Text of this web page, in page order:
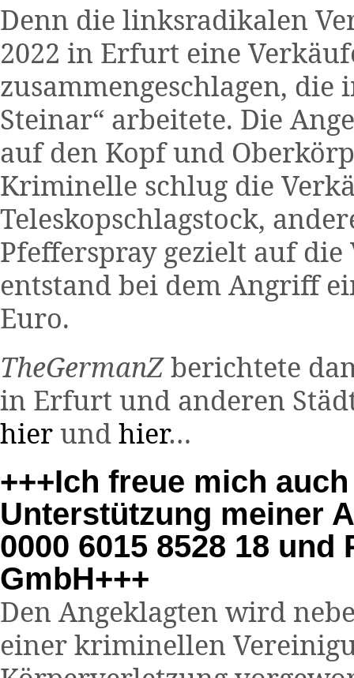
Denn die linksradikalen
2022 in Erfurt eine
zusammengeschlagen,
Steinar“ arbeitete. Die
auf den Kopf und
Kriminelle schlug die
Teleskopschlagstock,
Pfefferspray gezielt auf
entstand bei dem Angriff
Euro.
TheGermanZberichtete
in Erfurt und anderen
hierundhier…
+++Ich freue mich
Unterstützung meiner
0000 6015 8528 18 und
GmbH+++
Den Angeklagten wird
einer kriminellen